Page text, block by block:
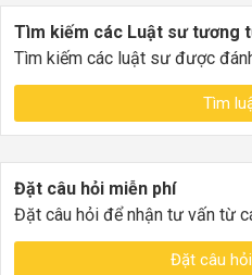
Tìm kiếm các Luật sư tương
Tìm kiếm các luật sư được
Tìm
Đặt câu hỏi miễn phí
Đặt câu hỏi để nhận tư vấn từ
Đặt câu